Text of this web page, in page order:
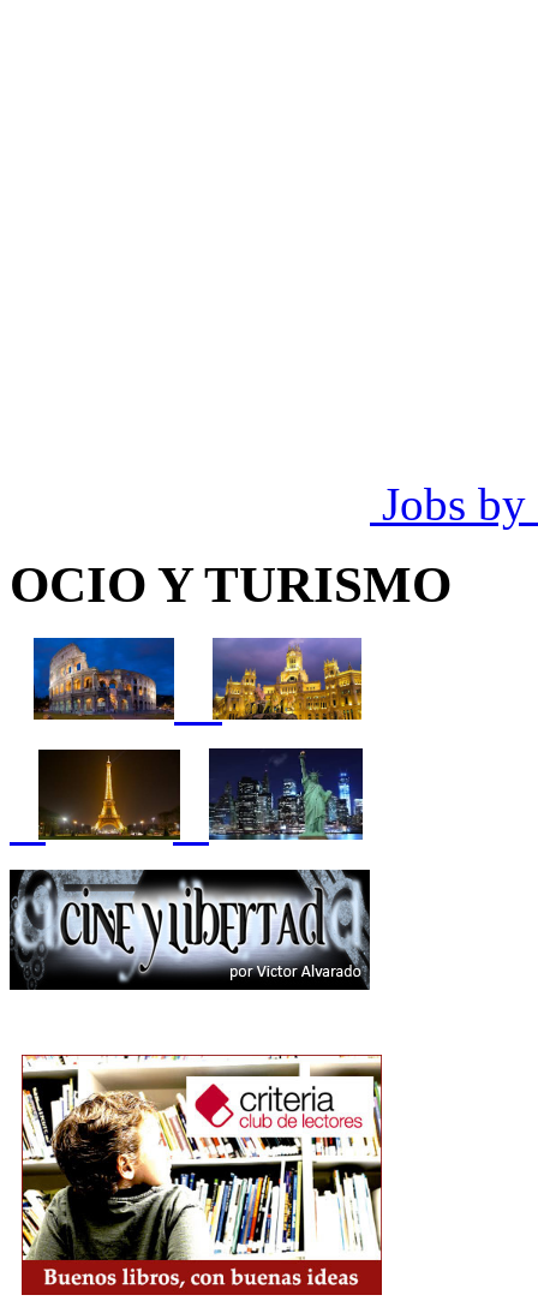
Jobs by
OCIO Y TURISMO